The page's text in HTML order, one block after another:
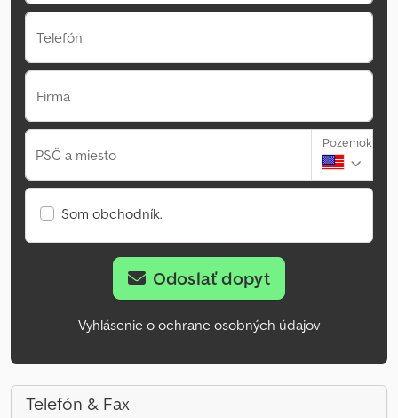
Telefón
Firma
PSČ a miesto
Pozemok
Som obchodník.
Odoslať dopyt
Vyhlásenie o ochrane osobných údajov
Telefón & Fax